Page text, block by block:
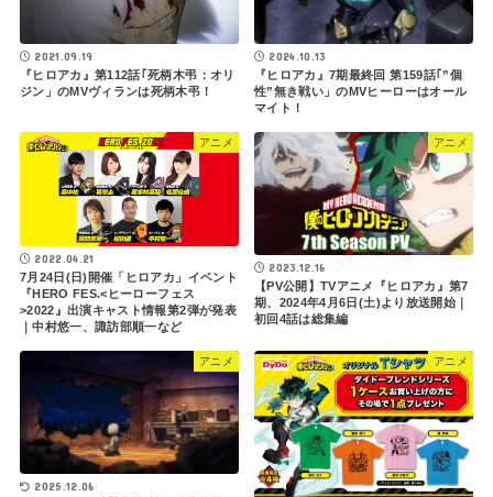
2021.09.19
『ヒロアカ』第112話｢死柄木弔：オリ
ジン」のMVヴィランは死柄木弔！
2024.10.13
『ヒロアカ』7期最終回 第159話｢”個
性”無き戦い」のMVヒーローはオール
マイト！
アニメ
2022.04.21
7月24日(日)開催「ヒロアカ」イベント
『HERO FES.<ヒーローフェス
>2022』出演キャスト情報第2弾が発表
｜中村悠一、諏訪部順一など
アニメ
2023.12.16
【PV公開】TVアニメ『ヒロアカ』第7
期、2024年4月6日(土)より放送開始｜
初回4話は総集編
アニメ
2025.12.06
アニメ